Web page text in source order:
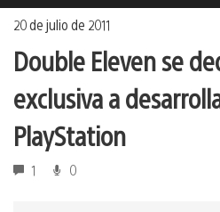
20 de julio de 2011
Double Eleven se
exclusiva a
PlayStation
1 0